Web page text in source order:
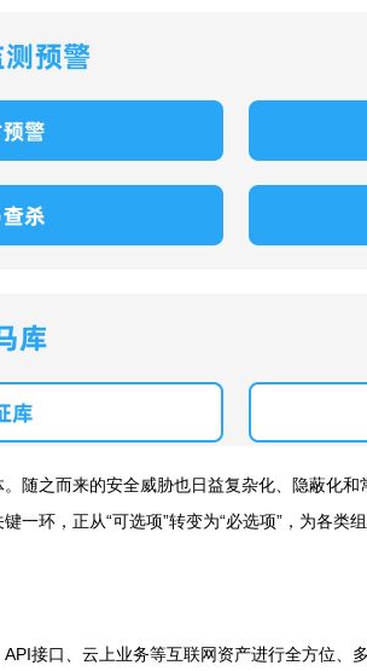
随之而来的安全威胁也日益复杂化、隐蔽化
一环，正从“可选项”转变为“必选项”，为各类
接口、云上业务等互联网资产进行全方位、